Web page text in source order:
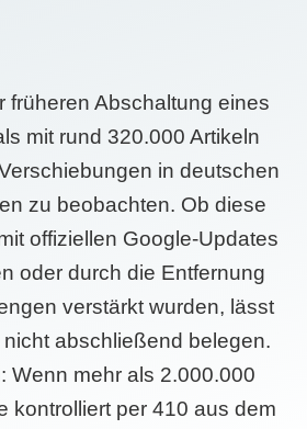
früheren Abschaltung eines
mit rund 320.000 Artikeln
in deutschen
zu beobachten. Ob diese
offiziellen Google-Updates
oder durch die Entfernung
verstärkt wurden, lässt
abschließend belegen.
Wenn mehr als 2.000.000
kontrolliert per 410 aus dem